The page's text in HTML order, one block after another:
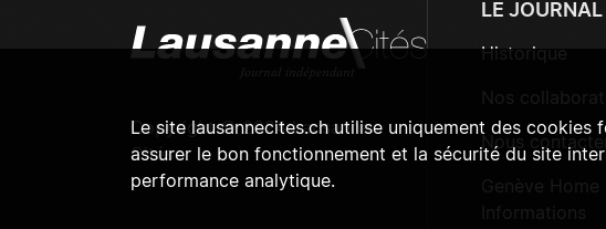
Copyright © 2024 Lausanne
Cités
LE JOURNAL
Historique
Nous contacter
Le site lausannecites.ch utilise uniquement des cookies
assurer le bon fonctionnement et la sécurité du site
performance analytique.